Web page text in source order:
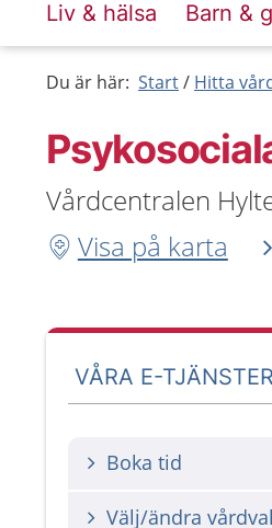
Liv & hälsa Barn &
Du är här: Start Hitta
Vårdcentralen
Visa på karta
VÅRA E-TJÄNSTER
Boka tid
Välj/ändra vårdval